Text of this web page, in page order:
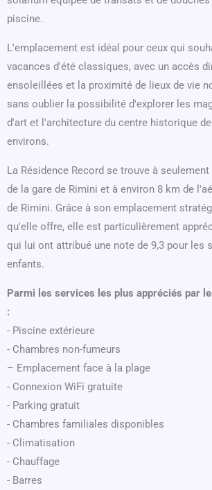
piscine.
L'emplacement est idéal pour ceux qui
vacances d'été classiques, avec un accès
ensoleillées et la proximité de lieux de vie
sans oublier la possibilité d'explorer les
d'art et l'architecture du centre historique
environs.
La Résidence Record se trouve à
de la gare de Rimini et à environ 8 km de
de Rimini. Grâce à son emplacement
qu'elle offre, elle est particulièrement
qui lui ont attribué une note de 9,3 pour les
enfants.
Parmi les services les plus appréciés par
:
- Piscine extérieure
- Chambres non-fumeurs
– Emplacement face à la plage
- Connexion WiFi gratuite
- Parking gratuit
- Chambres familiales disponibles
- Climatisation
- Chauffage
- Barres